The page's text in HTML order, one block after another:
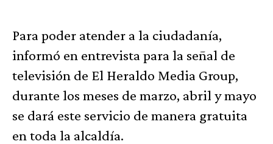
Para poder atender a la ciudadanía,
informó en entrevista para la señal de
televisión de El Heraldo Media Group,
durante los meses de marzo, abril y mayo
se dará este servicio de manera gratuita
en toda la alcaldía.